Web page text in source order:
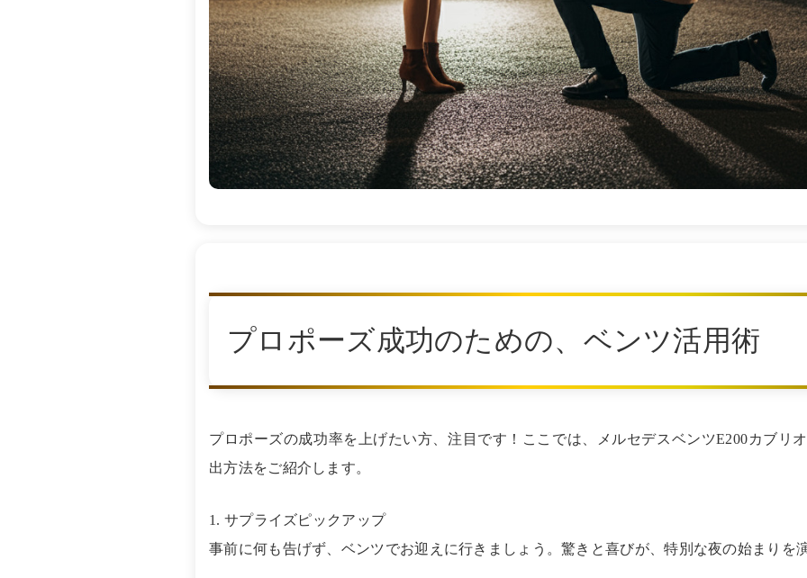
プロポーズ成功のための、ベンツ活用術
プロポーズの成功率を上げたい方、注目です！ここでは、メルセデスベンツE200カブリ
出方法をご紹介します。
1. サプライズピックアップ
事前に何も告げず、ベンツでお迎えに行きましょう。驚きと喜びが、特別な夜の始まりを